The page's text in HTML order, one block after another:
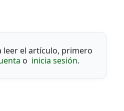
leer el artículo, primero
o inicia sesión.